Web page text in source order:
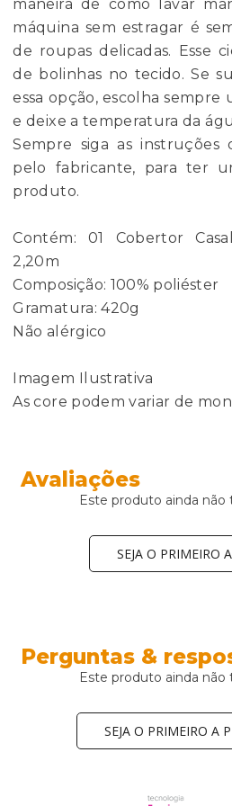
maneira de como lavar
máquina sem estragar é
de roupas delicadas. Esse
de bolinhas no tecido. Se
essa opção, escolha
e deixe a temperatura da
Sempre siga as instruções
pelo fabricante, para ter
produto.
Contém: 01 Cobertor
2,20m
Composição: 100% poliéster
Gramatura: 420g
Não alérgico
Imagem Ilustrativa
As core podem variar de
Avaliações
Este produto ainda não
SEJA O PRIMEIRO
Perguntas &
Este produto ainda
SEJA O PRIMEIRO A